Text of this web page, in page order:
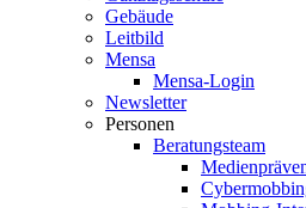
Gebäude
Leitbild
Mensa
Mensa-Login
Newsletter
Personen
Beratungsteam